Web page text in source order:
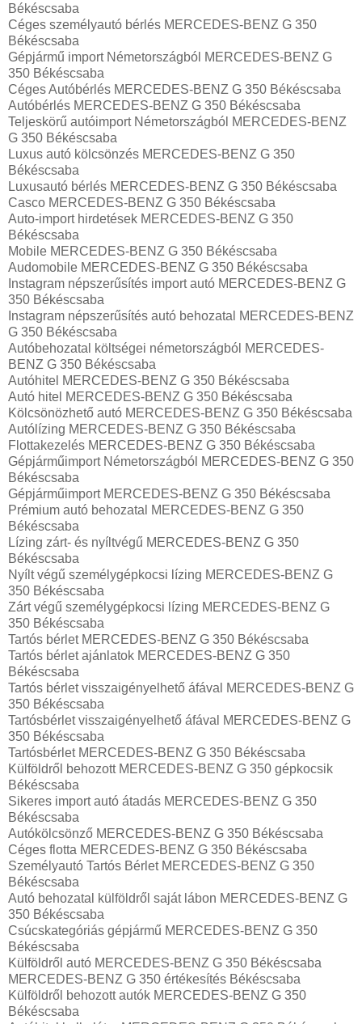
Békéscsaba
Céges személyautó bérlés MERCEDES-BENZ G 350
Békéscsaba
Gépjármű import Németországból MERCEDES-BENZ G
350 Békéscsaba
Céges Autóbérlés MERCEDES-BENZ G 350 Békéscsaba
Autóbérlés MERCEDES-BENZ G 350 Békéscsaba
Teljeskörű autóimport Németországból MERCEDES-BENZ
G 350 Békéscsaba
Luxus autó kölcsönzés MERCEDES-BENZ G 350
Békéscsaba
Luxusautó bérlés MERCEDES-BENZ G 350 Békéscsaba
Casco MERCEDES-BENZ G 350 Békéscsaba
Auto-import hirdetések MERCEDES-BENZ G 350
Békéscsaba
Mobile MERCEDES-BENZ G 350 Békéscsaba
Audomobile MERCEDES-BENZ G 350 Békéscsaba
Instagram népszerűsítés import autó MERCEDES-BENZ G
350 Békéscsaba
Instagram népszerűsítés autó behozatal MERCEDES-BENZ
G 350 Békéscsaba
Autóbehozatal költségei németországból MERCEDES-
BENZ G 350 Békéscsaba
Autóhitel MERCEDES-BENZ G 350 Békéscsaba
Autó hitel MERCEDES-BENZ G 350 Békéscsaba
Kölcsönözhető autó MERCEDES-BENZ G 350 Békéscsaba
Autólízing MERCEDES-BENZ G 350 Békéscsaba
Flottakezelés MERCEDES-BENZ G 350 Békéscsaba
Gépjárműimport Németországból MERCEDES-BENZ G 350
Békéscsaba
Gépjárműimport MERCEDES-BENZ G 350 Békéscsaba
Prémium autó behozatal MERCEDES-BENZ G 350
Békéscsaba
Lízing zárt- és nyíltvégű MERCEDES-BENZ G 350
Békéscsaba
Nyílt végű személygépkocsi lízing MERCEDES-BENZ G
350 Békéscsaba
Zárt végű személygépkocsi lízing MERCEDES-BENZ G
350 Békéscsaba
Tartós bérlet MERCEDES-BENZ G 350 Békéscsaba
Tartós bérlet ajánlatok MERCEDES-BENZ G 350
Békéscsaba
Tartós bérlet visszaigényelhető áfával MERCEDES-BENZ G
350 Békéscsaba
Tartósbérlet visszaigényelhető áfával MERCEDES-BENZ G
350 Békéscsaba
Tartósbérlet MERCEDES-BENZ G 350 Békéscsaba
Külföldről behozott MERCEDES-BENZ G 350 gépkocsik
Békéscsaba
Sikeres import autó átadás MERCEDES-BENZ G 350
Békéscsaba
Autókölcsönző MERCEDES-BENZ G 350 Békéscsaba
Céges flotta MERCEDES-BENZ G 350 Békéscsaba
Személyautó Tartós Bérlet MERCEDES-BENZ G 350
Békéscsaba
Autó behozatal külföldről saját lábon MERCEDES-BENZ G
350 Békéscsaba
Csúcskategóriás gépjármű MERCEDES-BENZ G 350
Békéscsaba
Külföldről autó MERCEDES-BENZ G 350 Békéscsaba
MERCEDES-BENZ G 350 értékesítés Békéscsaba
Külföldről behozott autók MERCEDES-BENZ G 350
Békéscsaba